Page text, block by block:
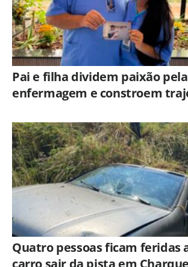
Pai e filha dividem paixão pela
enfermagem e constroem
Americana
Quatro pessoas ficam feridas
carro sair da pista em